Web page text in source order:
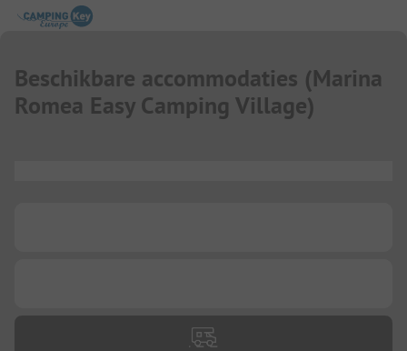
Beschikbare accommodaties (Marina
Romea Easy Camping Village)